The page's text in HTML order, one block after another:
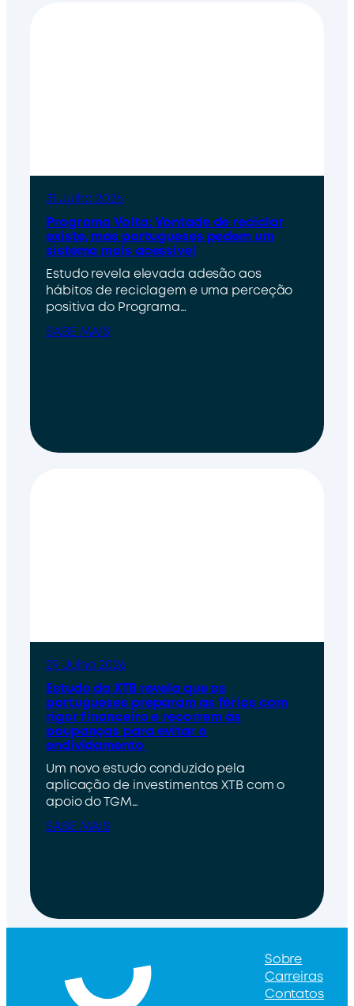
31 Julho 2026
Programa Volta: Vontade de reciclar
existe, mas portugueses pedem um
sistema mais acessível
Estudo revela elevada adesão aos
hábitos de reciclagem e uma perceção
positiva do Programa…
SABE MAIS
29 Julho 2026
Estudo da XTB revela que os
portugueses preparam as férias com
rigor financeiro e recorrem às
poupanças para evitar o
endividamento
Um novo estudo conduzido pela
aplicação de investimentos XTB com o
apoio do TGM…
SABE MAIS
Sobre
Carreiras
Contatos